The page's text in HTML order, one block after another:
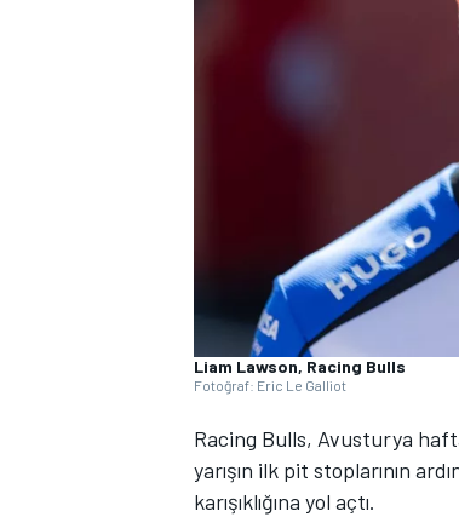
WRC
Liam Lawson, Racing Bulls
Fotoğraf: Eric Le Galliot
Racing Bulls, Avusturya
yarışın ilk pit stoplarının
karışıklığına yol açtı.